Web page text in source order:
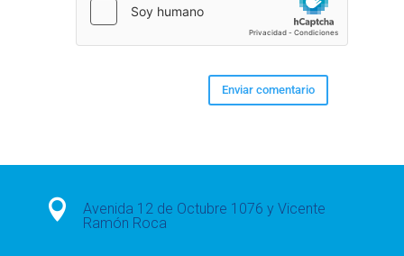

Avenida 12 de Octubre 1076 y Vicente
Ramón Roca